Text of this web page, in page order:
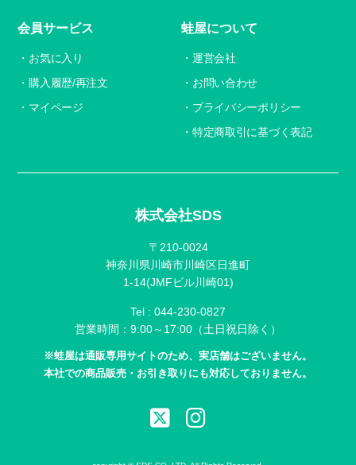
株式会社SDS
〒210-0024
神奈川県川崎市川崎区日進町
1-14(JMFビル川崎01)
Tel : 044-230-0827
営業時間：9:00～17:00（土日祝日除く）
※蛙屋は通販専用サイトのため、実店舗はございません。
本社での商品販売・お引き取りにも対応しておりません。
会員サービス
お気に入り
購入履歴/再注文
マイページ
蛙屋について
運営会社
お問い合わせ
プライバシーポリシー
特定商取引に基づく表記